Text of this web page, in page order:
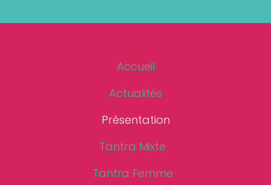
Accueil
Actualités
Présentation
Tantra Mixte
Tantra Femme